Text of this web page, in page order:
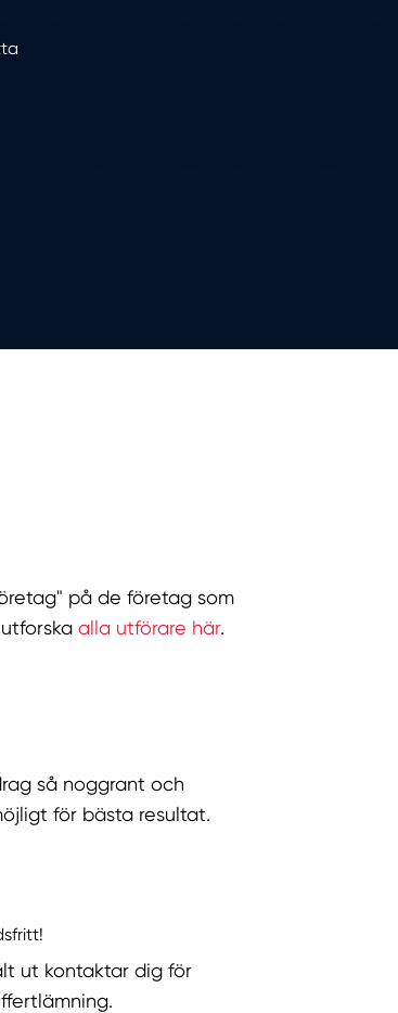
på de företag som
alla utförare här.
så noggrant och
för bästa resultat.
ut kontaktar dig för